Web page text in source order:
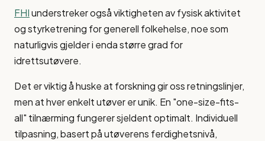
FHIunderstreker også viktigheten av fysisk aktivitet
og styrketrening for generell folkehelse, noe som
naturligvis gjelder i enda større grad for
idrettsutøvere.
Det er viktig å huske at forskning gir oss retningslinjer,
men at hver enkelt utøver er unik. En "one-size-fits-
all" tilnærming fungerer sjeldent optimalt. Individuell
tilpasning, basert på utøverens ferdighetsnivå,